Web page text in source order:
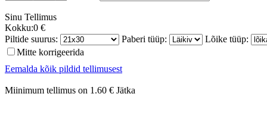
Sinu Tellimus
Kokku:0 €
Piltide suurus:
Paberi tüüp:
Lõike tüüp:
Mitte korrigeerida
Eemalda kõik pildid tellimusest
Miinimum tellimus on 1.60 € Jätka